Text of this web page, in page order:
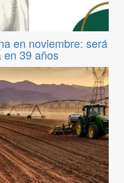
en noviembre: será
en 39 años